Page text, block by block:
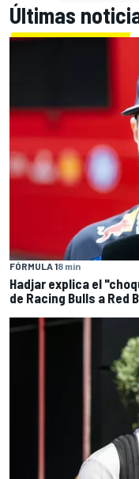
Últimas
FÓRMULA 18 min
Hadjar explica el
de Racing Bulls a Red